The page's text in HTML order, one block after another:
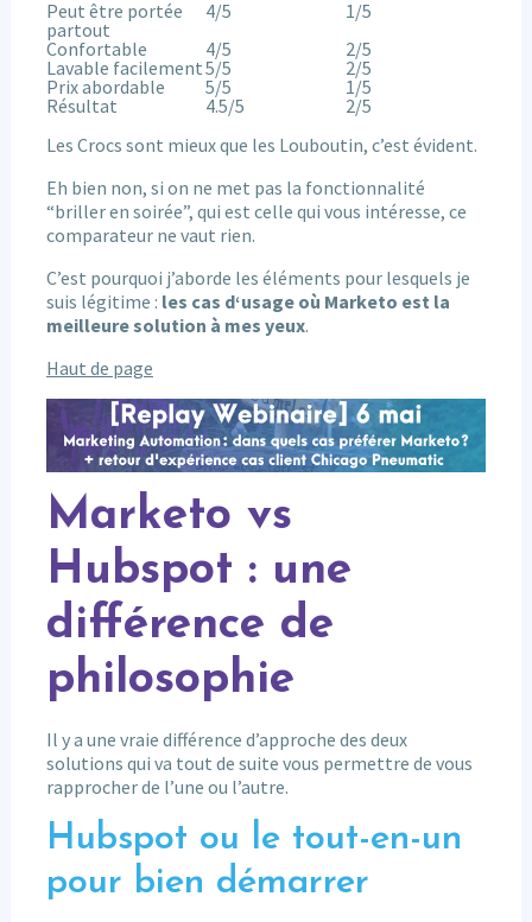
Peut être portée
partout
4/5
1/5
Confortable
4/5
2/5
Lavable facilement5/5
2/5
Prix abordable
5/5
1/5
Résultat
4.5/5
2/5
Les Crocs sont mieux que les Louboutin, c’est évident.
Eh bien non, si on ne met pas la fonctionnalité
“briller en soirée”, qui est celle qui vous intéresse, ce
comparateur ne vaut rien.
C’est pourquoi j’aborde les éléments pour lesquels je
suis légitime : les cas d‘usage où Marketo est la
meilleure solution à mes yeux.
Haut de page
Marketo vs
Hubspot : une
différence de
philosophie
Il y a une vraie différence d’approche des deux
solutions qui va tout de suite vous permettre de vous
rapprocher de l’une ou l’autre.
Hubspot ou le tout-en-un
pour bien démarrer